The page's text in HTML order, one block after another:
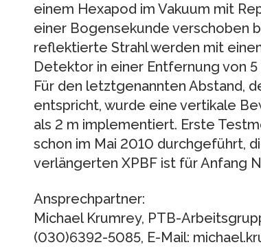
einem Hexapod im Vakuum mit
einer Bogensekunde verschoben
reflektierte Strahl werden mit
Detektor in einer Entfernung von
Für den letztgenannten Abstand,
entspricht, wurde eine vertikale
als 2 m implementiert. Erste
schon im Mai 2010 durchgeführt,
verlängerten XPBF ist für Anfang
Ansprechpartner:
Michael Krumrey, PTB-
(030)6392-5085, E-Mail: